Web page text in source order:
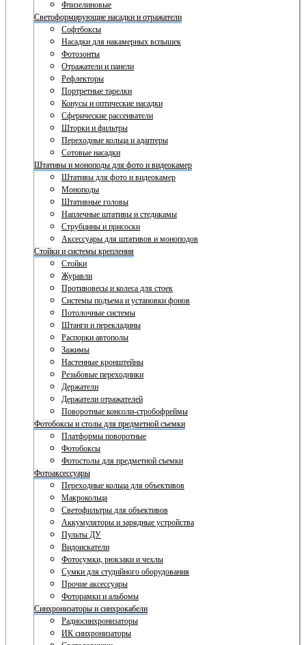
Флизелиновые
Светоформирующие насадки и отражатели
Софтбоксы
Насадки для накамерных вспышек
Фотозонты
Отражатели и панели
Рефлекторы
Портретные тарелки
Конусы и оптические насадки
Сферические рассеиватели
Шторки и фильтры
Переходные кольца и адаптеры
Сотовые насадки
Штативы и моноподы для фото и видеокамер
Штативы для фото и видеокамер
Моноподы
Штативные головы
Наплечные штативы и стедикамы
Струбцины и присоски
Аксессуары для штативов и моноподов
Стойки и системы крепления
Стойки
Журавли
Противовесы и колеса для стоек
Системы подъема и установки фонов
Потолочные системы
Штанги и перекладины
Распорки автополы
Зажимы
Настенные кронштейны
Резьбовые переходники
Держатели
Держатели отражателей
Поворотные консоли-стробофреймы
Фотобоксы и столы для предметной съемки
Платформы поворотные
Фотобоксы
Фотостолы для предметной съемки
Фотоаксессуары
Переходные кольца для объективов
Макрокольца
Светофильтры для объективов
Аккумуляторы и зарядные устройства
Пульты ДУ
Видоискатели
Фотосумки, рюкзаки и чехлы
Сумки для студийного оборудования
Прочие аксессуары
Фоторамки и альбомы
Синхронизаторы и синхрокабели
Радиосинхронизаторы
ИК синхронизаторы